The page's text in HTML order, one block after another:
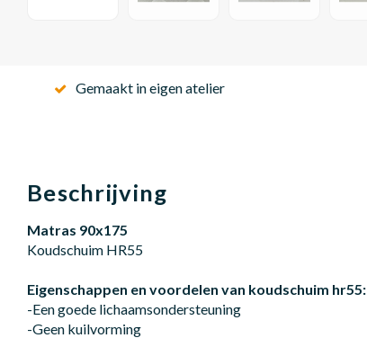
Gemaakt in eigen atelier
Beschrijving
Matras 90x175
Eigenschappen en voordelen van koudschuim hr55:
-Een goede lichaamsondersteuning
-Geen kuilvorming